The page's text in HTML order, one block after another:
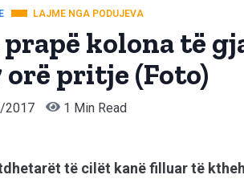
LAJME NGA PODUJEVA
prapë kolona të
orë pritje (Foto)
2017 1 Min Read
të cilët kanë filluar të